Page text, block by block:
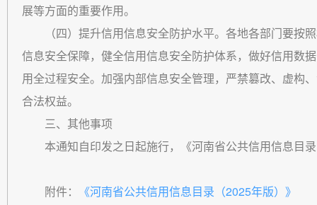
展等方面的重要作用。
（四）提升信用信息安全防护水平。各地各部门要按
信息安全保障，健全信用信息安全防护体系，做好信用数
用全过程安全。加强内部信息安全管理，严禁篡改、虚构
合法权益。
三、其他事项
本通知自印发之日起施行，《河南省公共信用信息目
附件：
《河南省公共信用信息目录（2025年版）》